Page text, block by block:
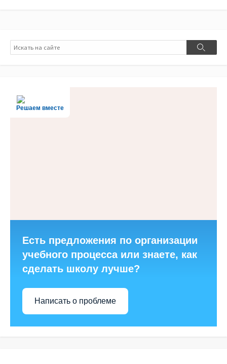
Поиск
Поиск
Решаем вместе
Есть предложения по организации
учебного процесса или знаете, как
сделать школу лучше?
Написать о проблеме